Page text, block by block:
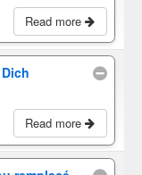
Read more
Read more